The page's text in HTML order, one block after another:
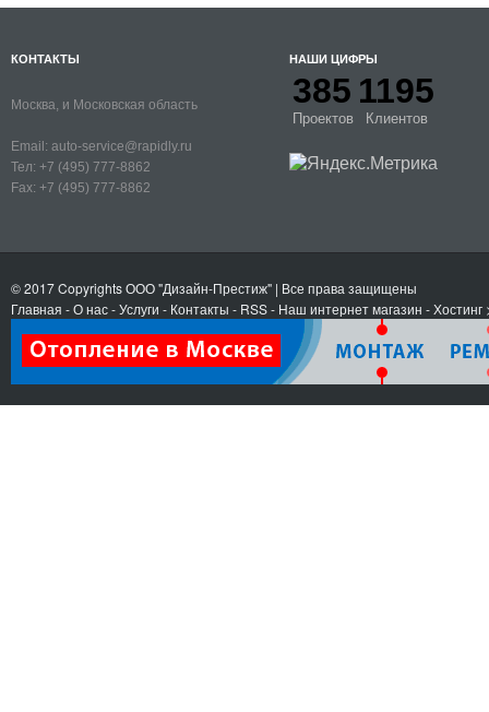
КОНТАКТЫ
Москва, и Московская область
Email: auto-service@rapidly.ru
Тел: +7 (495) 777-8862
Fax: +7 (495) 777-8862
НАШИ ЦИФРЫ
385
Проектов
1195
Клиентов
© 2017 CopyrightsООО "Дизайн-Престиж" | Все права защищены
Главная -О нас-Услуги - Контакты - RSS- Наш интернет магазин -Хостинг